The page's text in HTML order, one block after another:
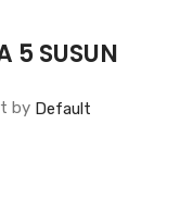
5 SUSUN
by